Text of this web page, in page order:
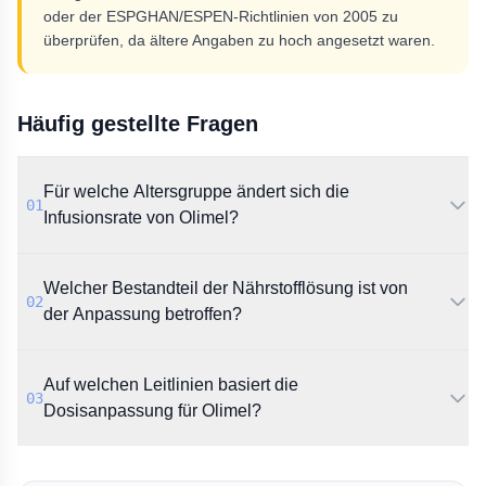
oder der ESPGHAN/ESPEN-Richtlinien von 2005 zu
überprüfen, da ältere Angaben zu hoch angesetzt waren.
Häufig gestellte Fragen
01
Für welche Altersgruppe ändert sich die
Infusionsrate von Olimel?
spezifisch Kinder in der Altersgruppe von 2 bis 11
Jahren.
02
Welcher Bestandteil der Nährstofflösung ist von
der Anpassung betroffen?
Infusionsrate pro Stunde für Lipide.
03
Auf welchen Leitlinien basiert die
Dosisanpassung für Olimel?
den ESPGHAN/ESPEN-Richtlinien aus dem Jahr 2005